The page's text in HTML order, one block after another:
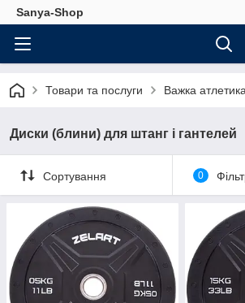
Sanya-Shop
Товари та послуги Важка атлетика
Диски (блини) для штанг і гантелей
Сортування 0